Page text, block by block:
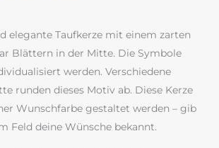
elegante Taufkerze mit einem zarten
Blättern in der Mitte. Die Symbole
werden. Verschiedene
runden dieses Motiv ab. Diese Kerze
Wunschfarbe gestaltet werden – gib
Feld deine Wünsche bekannt.